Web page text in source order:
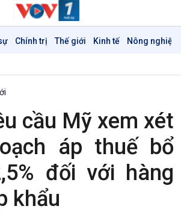
Chính trị Thế giới Kinh tế Nông nghiệp
cầu Mỹ xem xét
áp thuế bổ
đối với hàng
khẩu